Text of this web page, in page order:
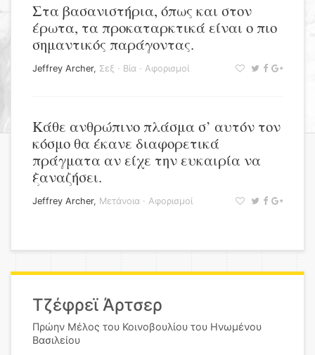
Στα βασανιστήρια, όπως και στον
έρωτα, τα προκαταρκτικά είναι ο πιο
σημαντικός παράγοντας.
Jeffrey Archer, Σεξ · Βία · Αφορισμοί
Κάθε ανθρώπινο πλάσμα σ’ αυτόν τον
κόσμο θα έκανε διαφορετικά
πράγματα αν είχε την ευκαιρία να
ξαναζήσει.
Jeffrey Archer, Μετάνοια · Αφορισμοί
Τζέφρεϊ Άρτσερ
Πρώην Μέλος του Κοινοβουλίου του Ηνωμένου
Βασιλείου